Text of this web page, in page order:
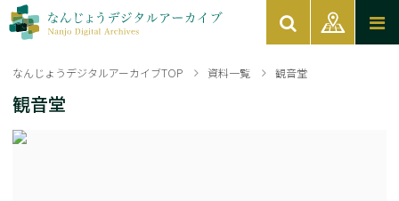
なんじょうデジタルアーカイブTOP 資料一覧 観音堂
観音堂